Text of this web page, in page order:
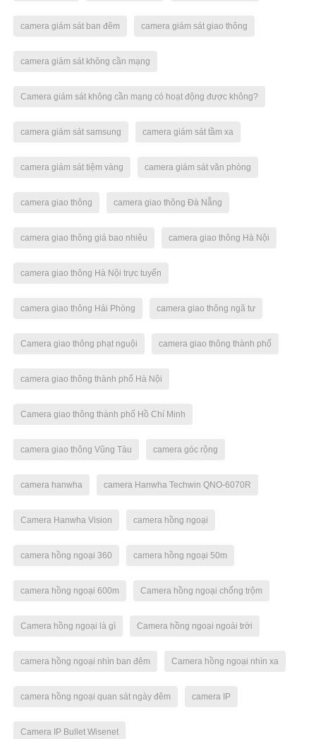
camera giám sát ban đêm camera giám sát giao thông
camera giám sát không cần mạng
Camera giám sát không cần mạng có hoạt động được không?
camera giám sát samsung camera giám sát tầm xa
camera giám sát tiệm vàng camera giám sát văn phòng
camera giao thông camera giao thông Đà Nẵng
camera giao thông giá bao nhiêu camera giao thông Hà Nội
camera giao thông Hà Nội trực tuyến
camera giao thông Hải Phòng camera giao thông ngã tư
Camera giao thông phạt nguội camera giao thông thành phố
camera giao thông thành phố Hà Nội
Camera giao thông thành phố Hồ Chí Minh
camera giao thông Vũng Tàu camera góc rộng
camera hanwha camera Hanwha Techwin QNO-6070R
Camera Hanwha Vision camera hồng ngoại
camera hồng ngoại 360 camera hồng ngoại 50m
camera hồng ngoại 600m Camera hồng ngoại chống trộm
Camera hồng ngoại là gì Camera hồng ngoại ngoài trời
camera hồng ngoại nhìn ban đêm Camera hồng ngoại nhìn xa
camera hồng ngoại quan sát ngày đêm camera IP
Camera IP Bullet Wisenet